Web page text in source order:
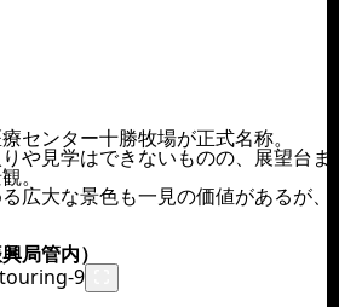
センター十勝牧場が正式名称。
や見学はできないものの、展望台
。
広大な景色も一見の価値があるが
局管内）